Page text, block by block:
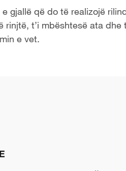
e gjallë që do të realizojë
rinjtë, t’i mbështesë ata
e vet.